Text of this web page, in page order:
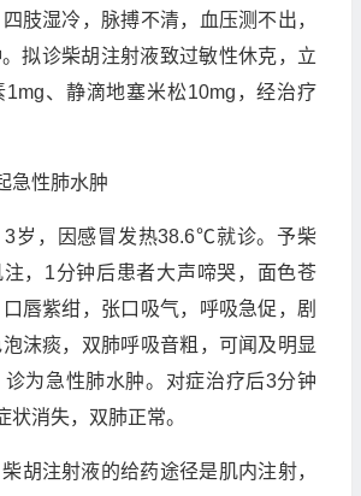
肢湿冷，脉搏不清，血压测不出，
拟诊柴胡注射液致过敏性休克，立
1mg、静滴地塞米松10mg，经治疗
急性肺水肿
3岁，因感冒发热38.6℃就诊。予柴
，1分钟后患者大声啼哭，面色苍
唇紫绀，张口吸气，呼吸急促，剧
沫痰，双肺呼吸音粗，可闻及明显
诊为急性肺水肿。对症治疗后3分钟
状消失，双肺正常。
胡注射液的给药途径是肌内注射，